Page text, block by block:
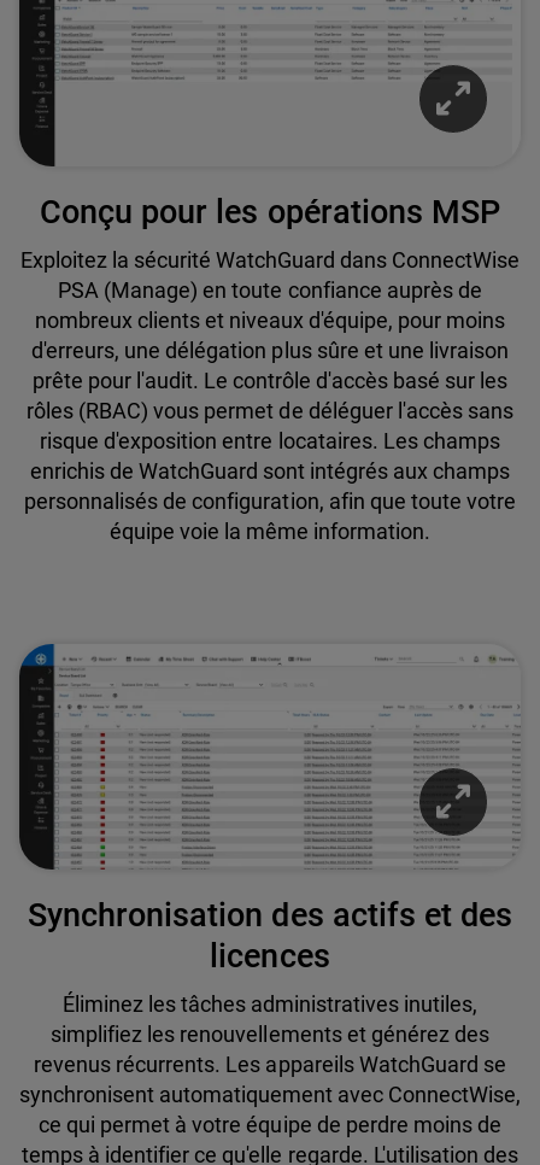
Conçu pour les opérations MSP
Exploitez la sécurité WatchGuard dans ConnectWise
PSA (Manage) en toute confiance auprès de
nombreux clients et niveaux d'équipe, pour moins
d'erreurs, une délégation plus sûre et une livraison
prête pour l'audit. Le contrôle d'accès basé sur les
rôles (RBAC) vous permet de déléguer l'accès sans
risque d'exposition entre locataires. Les champs
enrichis de WatchGuard sont intégrés aux champs
personnalisés de configuration, afin que toute votre
équipe voie la même information.
Synchronisation des actifs et des
licences
Éliminez les tâches administratives inutiles,
simplifiez les renouvellements et générez des
revenus récurrents. Les appareils WatchGuard se
synchronisent automatiquement avec ConnectWise,
ce qui permet à votre équipe de perdre moins de
temps à identifier ce qu'elle regarde. L'utilisation des